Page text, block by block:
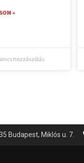
»
hozzászólás
Budapest, Miklós u. 7.